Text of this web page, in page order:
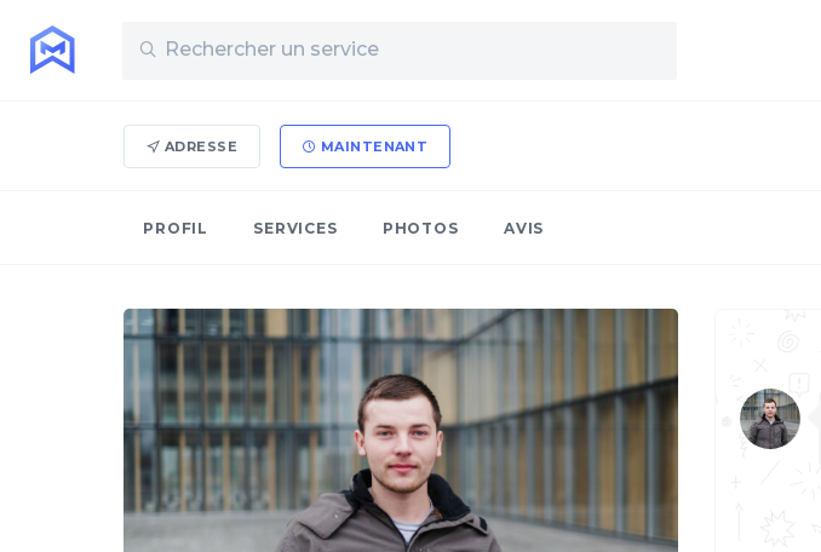
ADRESSE MAINTENANT
PROFIL SERVICES PHOTOS AVIS